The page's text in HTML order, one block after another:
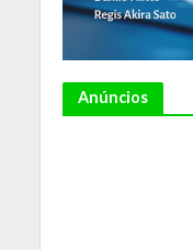
Anúncios